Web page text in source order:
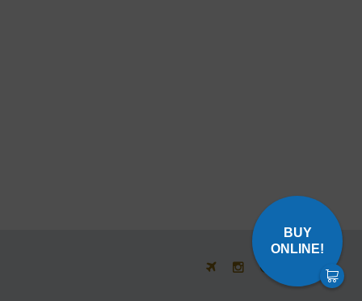
BUY
ONLINE!